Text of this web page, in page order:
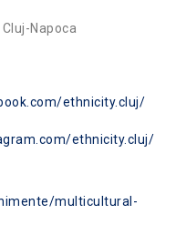
Napoca
ethnicity.cluj/
ethnicity.cluj/
multicultural-